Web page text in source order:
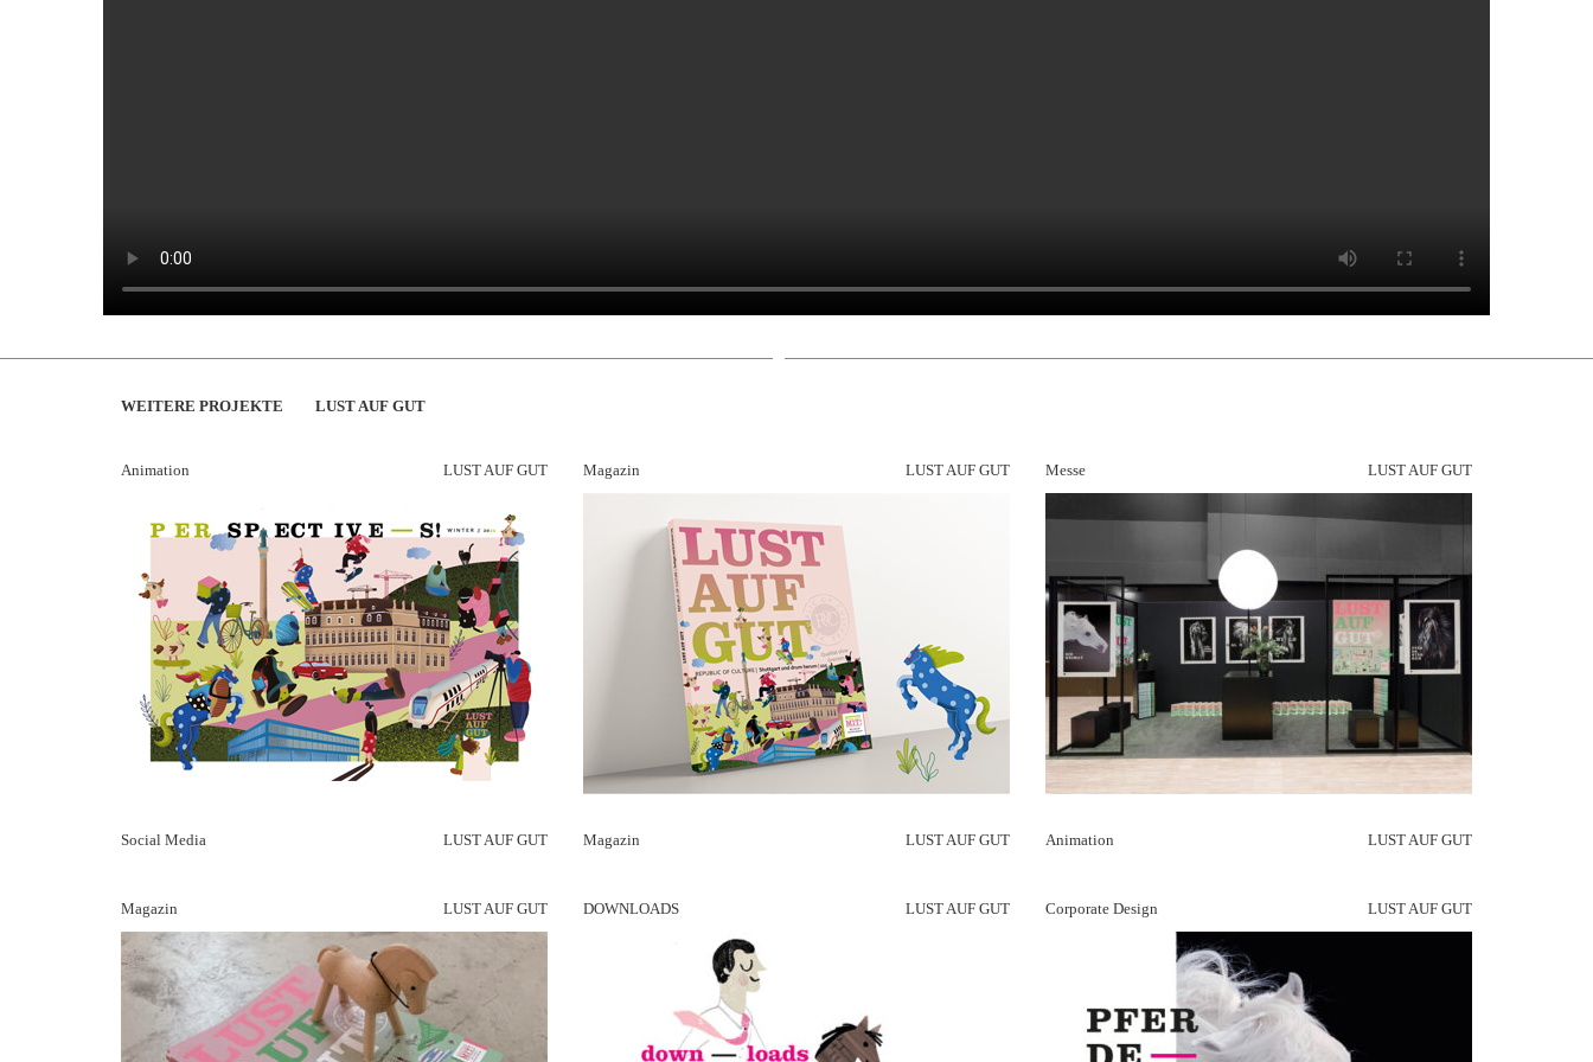
WEITERE PROJEKTE LUST AUF GUT
Animation LUST AUF GUT Magazin LUST AUF GUT Messe LUST AUF GUT
Social Media LUST AUF GUT Magazin LUST AUF GUT Animation LUST AUF GUT
Magazin LUST AUF GUT DOWNLOADS LUST AUF GUT Corporate Design LUST AUF GUT